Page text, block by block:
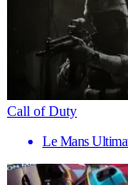
Call of Duty
Le Mans